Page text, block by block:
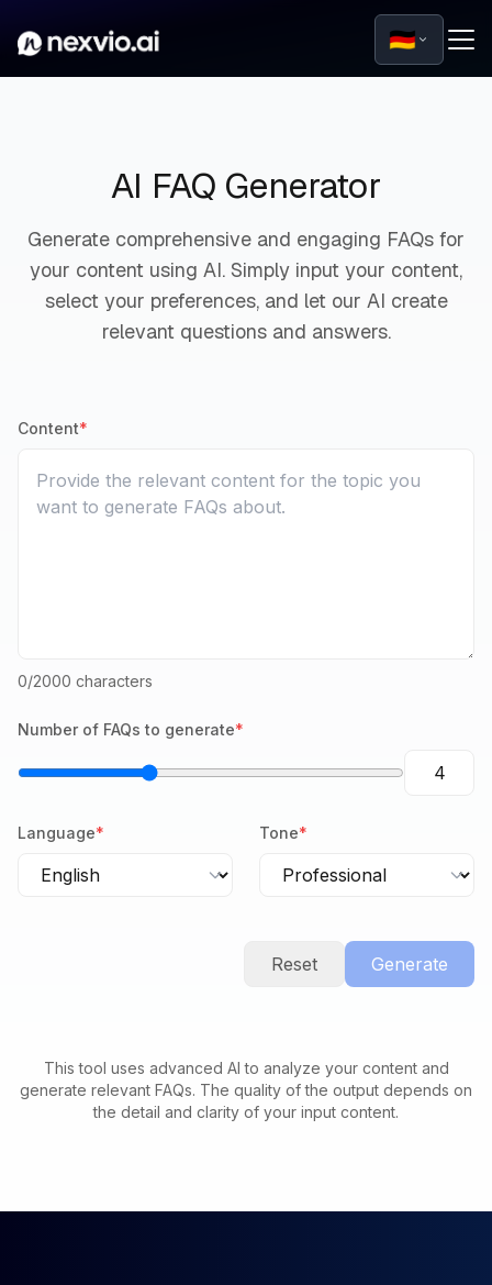
🇩🇪
AI FAQ Generator
Generate comprehensive and engaging FAQs for
your content using AI. Simply input your content,
select your preferences, and let our AI create
relevant questions and answers.
Content*
0/2000 characters
Number of FAQs to generate*
Language* Tone*
Reset Generate
This tool uses advanced AI to analyze your content and
generate relevant FAQs. The quality of the output depends on
the detail and clarity of your input content.